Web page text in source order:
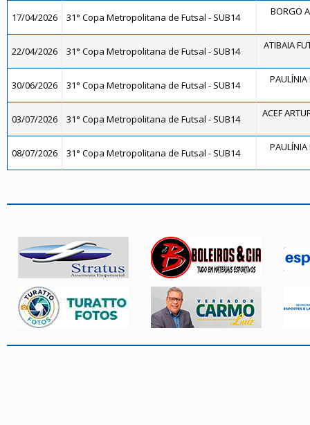
17/04/2026 31° Copa Metropolitana de Futsal - SUB14 BORGO
22/04/2026 31° Copa Metropolitana de Futsal - SUB14 ATIBAIA
30/06/2026 31° Copa Metropolitana de Futsal - SUB14
03/07/2026 31° Copa Metropolitana de Futsal - SUB14 ACEF
08/07/2026 31° Copa Metropolitana de Futsal - SUB14